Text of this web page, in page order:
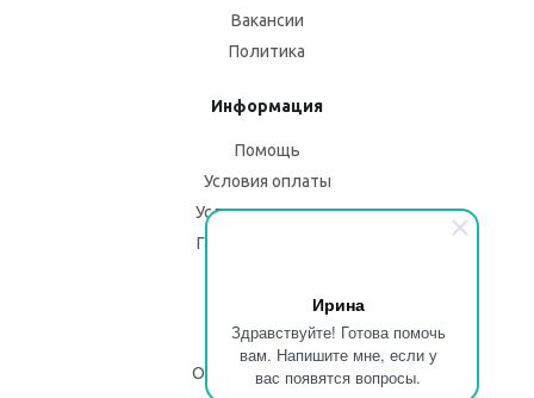
Ирина
Здравствуйте! Готова помочь
вам. Напишите мне, если у
вас появятся вопросы.
Вакансии
Политика
Информация
Помощь
Условия оплаты
Условия доставки
Гарантия на товар
Блог
Описание изделий